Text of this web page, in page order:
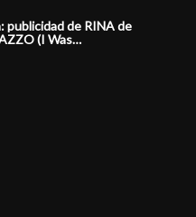
publicidad de RINA de
(I Was…